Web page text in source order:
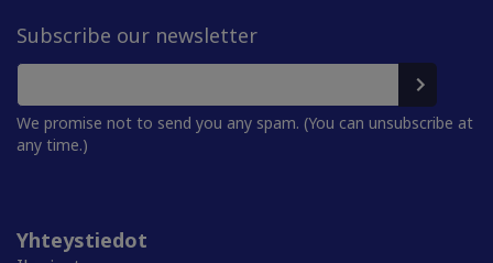
Subscribe our newsletter
We promise not to send you any spam. (You can unsubscribe at
any time.)
Yhteystiedot